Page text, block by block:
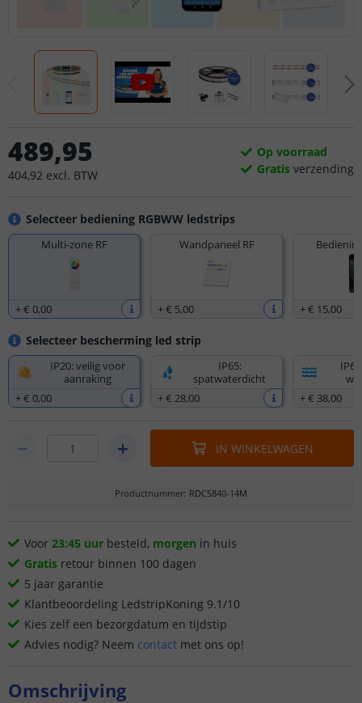
Selecteer bediening RGBWW ledstrips
Multi-zone RF
+€ 0,00
Wandpaneel RF
+€ 5,00 +€ 15,00
Selecteer bescherming led strip
IP20: veilig voor
aanraking
+€ 0,00
IP65:
spatwaterdicht
+€ 28,00
+€ 38,00
489,95
404,92 excl. BTW
Op voorraad
Gratis verzending
IN WINKELWAGEN
Productnummer: RDCS840-14M
Voor 23:45 uur besteld, morgen in huis
Gratis retour binnen 100 dagen
5 jaar garantie
Klantbeoordeling LedstripKoning 9.1/10
Kies zelf een bezorgdatum en tijdstip
Advies nodig? Neem contact met ons op!
Omschrijving